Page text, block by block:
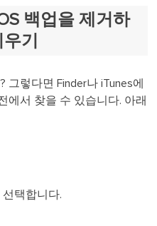
백업을 제거하
기
그렇다면 Finder나 iTunes에
에서 찾을 수 있습니다. 아래
선택합니다.